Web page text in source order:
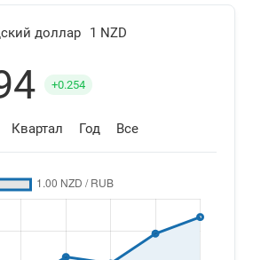
доллар 1 NZD
+0.254
Квартал Год Все